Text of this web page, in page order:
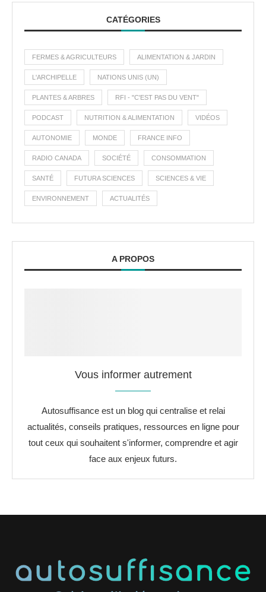
CATÉGORIES
FERMES & AGRICULTEURS ALIMENTATION & JARDIN
L'ARCHIPELLE NATIONS UNIS (UN)
PLANTES & ARBRES RFI - "C'EST PAS DU VENT"
PODCAST NUTRITION & ALIMENTATION VIDÉOS
AUTONOMIE MONDE FRANCE INFO
RADIO CANADA SOCIÉTÉ CONSOMMATION
SANTÉ FUTURA SCIENCES SCIENCES & VIE
ENVIRONNEMENT ACTUALITÉS
A PROPOS
Vous informer autrement
Autosuffisance est un blog qui centralise et relai
actualités, conseils pratiques, ressources en ligne pour
tout ceux qui souhaitent s'informer, comprendre et agir
face aux enjeux futurs.